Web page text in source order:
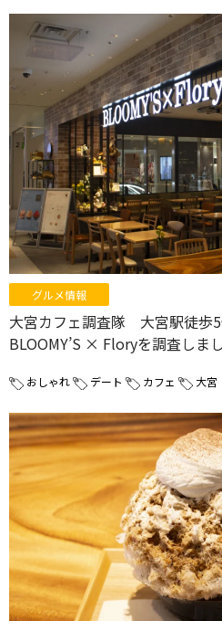
グルメ情報
大宮カフェ調査隊 大宮駅徒歩5
BLOOMY’S × Floryを調査しま
おしゃれ デート カフェ 大宮